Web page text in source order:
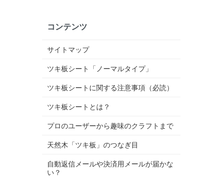
コンテンツ
サイトマップ
ツキ板シート「ノーマルタイプ」
ツキ板シートに関する注意事項（必読）
ツキ板シートとは？
プロのユーザーから趣味のクラフトまで
天然木「ツキ板」のつなぎ目
自動返信メールや決済用メールが届かな
い？